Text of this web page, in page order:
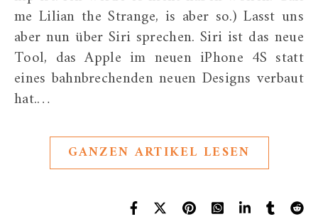
me Lilian the Strange, is aber so.) Lasst uns
aber nun über Siri sprechen. Siri ist das neue
Tool, das Apple im neuen iPhone 4S statt
eines bahnbrechenden neuen Designs verbaut
hat.…
GANZEN ARTIKEL LESEN